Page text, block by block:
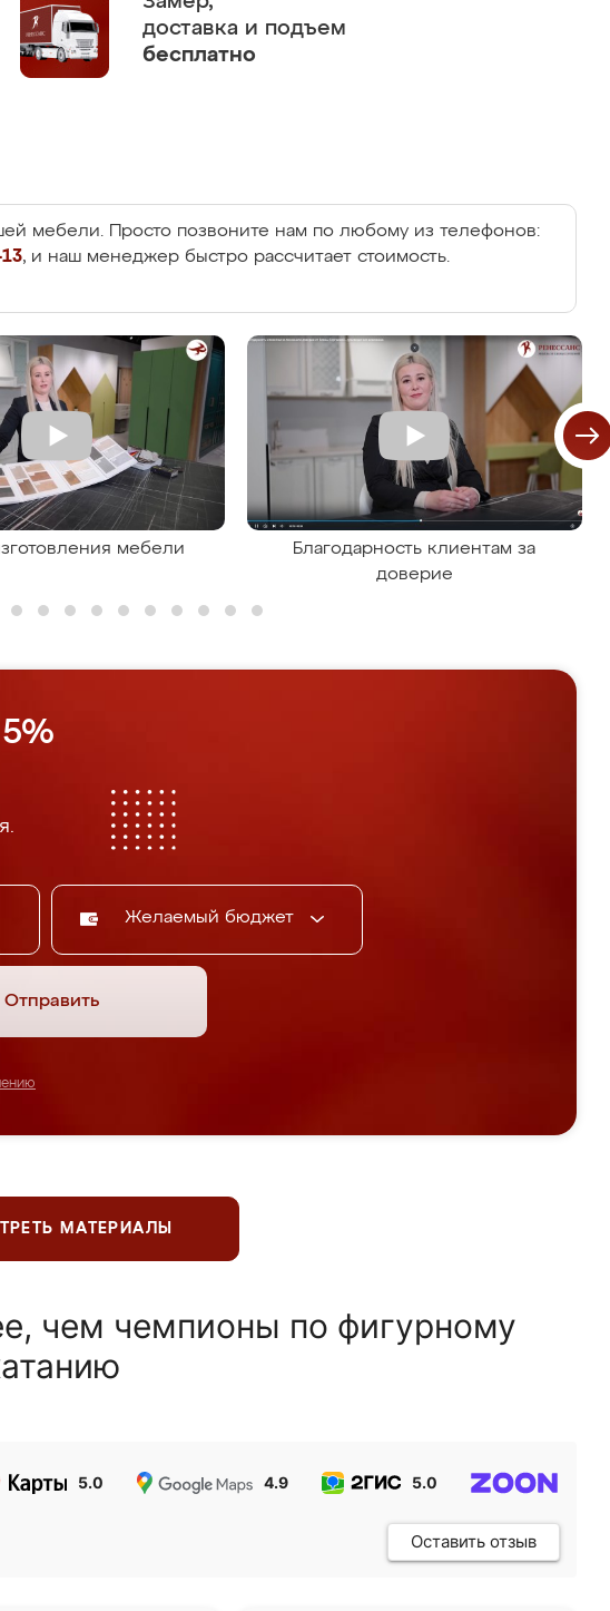
доставка и подъем
бесплатно
мебели. Просто позвоните нам по любому из телефонов:
, и наш менеджер быстро рассчитает стоимость.
мебели
Благодарность клиентам за
доверие
Желаемый бюджет
Отправить
МАТЕРИАЛЫ
чем чемпионы по фигурному
5.0 4.9 5.0
Оставить отзыв